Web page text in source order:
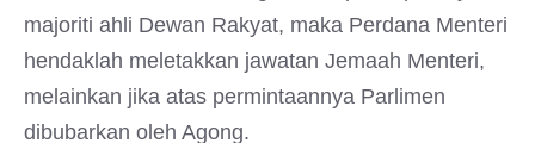
majoriti ahli Dewan Rakyat, maka Perdana Menteri
hendaklah meletakkan jawatan Jemaah Menteri,
melainkan jika atas permintaannya Parlimen
dibubarkan oleh Agong.